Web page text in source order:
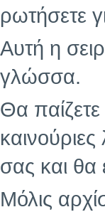
ρωτήσετε
Αυτή η
γλώσσα.
Θα παίζετε
σας και θα
Μόλις